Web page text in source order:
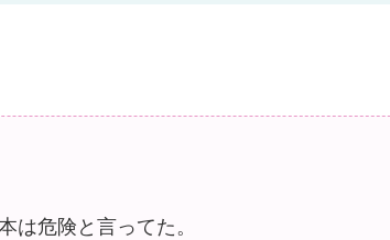
は危険と言ってた。